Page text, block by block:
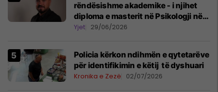
rëndësishme akademike - i njihet
diploma e masterit në Psikologji në
Zvicër
Yjet 29/06/2026
Policia kërkon ndihmën e qytetarëve
për identifikimin e këtij të dyshuari
Kronika e Zezë 02/07/2026